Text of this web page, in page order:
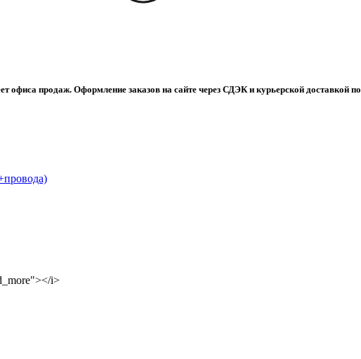
офиса продаж. Оформление заказов на сайте через СДЭК и курьерской доставкой
i>